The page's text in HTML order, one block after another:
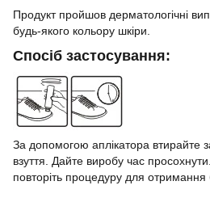
Продукт пройшов дерматологічні
будь-якого кольору шкіри.
Спосіб застосування:
За допомогою аплікатора втирайте
взуття. Дайте виробу час
повторіть процедуру для отримання